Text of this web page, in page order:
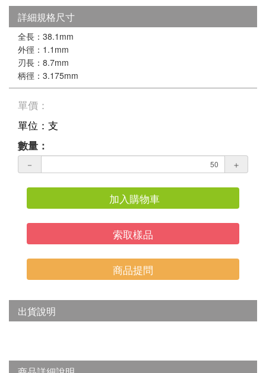
詳細規格尺寸
全長：38.1mm
外徑：1.1mm
刃長：8.7mm
柄徑：3.175mm
單價：
單位：支
數量：
－ ＋
加入購物車
索取樣品
商品提問
出貨說明